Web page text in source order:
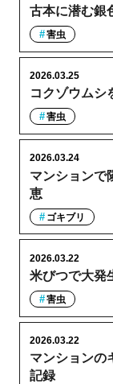
古本に潜む銀
害虫
コクゾウムシ
2026.03.25
害虫
マンションで
恵
2026.03.24
ゴキブリ
米びつで大発
2026.03.22
害虫
マンションの
記録
2026.03.22